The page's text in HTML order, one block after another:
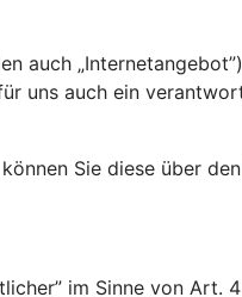
auch
uns auch ein
Sie diese über den
im Sinne von Art. 4